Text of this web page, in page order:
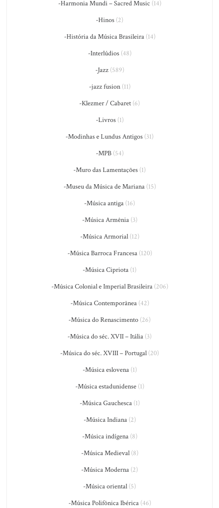
-Harmonia Mundi – Sacred Music (14)
-Hinos (2)
-História da Música Brasileira(14)
-Interlúdios(48)
-Jazz(589)
-jazz fusion(11)
-Klezmer / Cabaret (6)
-Livros(1)
-Modinhas e Lundus Antigos (31)
-MPB(54)
-Muro das Lamentações (1)
-Museu da Música de Mariana(15)
-Música antiga (16)
-Música Armênia(3)
-Música Armorial(12)
-Música Barroca Francesa(120)
-Música Cipriota (1)
-Música Colonial e Imperial Brasileira(206)
-Música Contemporânea(42)
-Música do Renascimento (26)
-Música do séc. XVII – Itália (3)
-Música do séc. XVIII – Portugal (20)
-Música eslovena(1)
-Música estadunidense(1)
-Música Gauchesca(1)
-Música Indiana(2)
-Música indígena(8)
-Música Medieval(8)
-Música Moderna (2)
-Música oriental (5)
-Música Polifônica Ibérica(46)